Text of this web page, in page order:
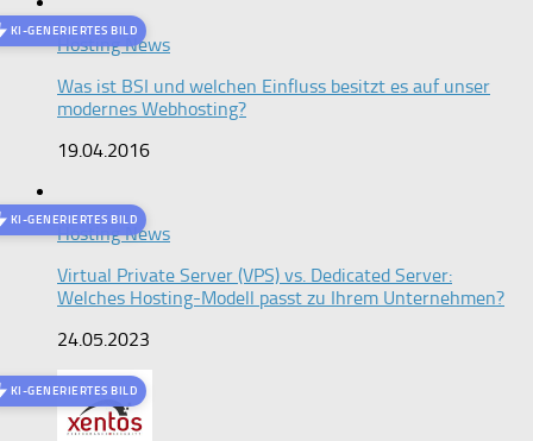
KI-GENERIERTES BILD
Hosting News
Was ist BSI und welchen Einfluss besitzt es auf unser
modernes Webhosting?
19.04.2016
KI-GENERIERTES BILD
Hosting News
Virtual Private Server (VPS) vs. Dedicated Server:
Welches Hosting-Modell passt zu Ihrem Unternehmen?
24.05.2023
KI-GENERIERTES BILD